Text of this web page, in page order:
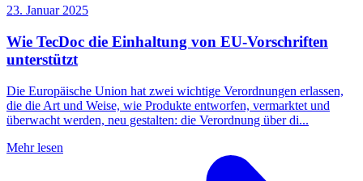
23. Januar 2025
Wie TecDoc die Einhaltung von EU-Vorschriften
unterstützt
Die Europäische Union hat zwei wichtige Verordnungen erlassen,
die die Art und Weise, wie Produkte entworfen, vermarktet und
überwacht werden, neu gestalten: die Verordnung über di...
Mehr lesen